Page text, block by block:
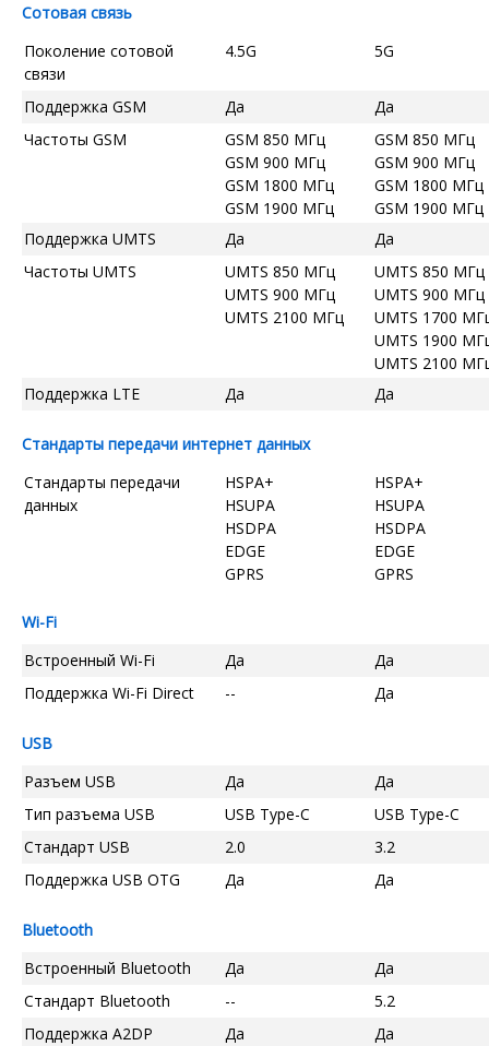
Сотовая связь
Поколение сотовой
связи
4.5G 5G
Поддержка GSM Да
Да
Частоты GSM
GSM 850 МГц
GSM 900 МГц
GSM 1800 МГц
GSM 1900 МГц
GSM 850 МГц
GSM 900 МГц
GSM 1800 МГц
GSM 1900 МГц
Поддержка UMTS
Да
Да
Частоты UMTS
UMTS 850 МГц
UMTS 900 МГц
UMTS 2100 МГц
UMTS 850 МГц
UMTS 900 МГц
UMTS 1700
UMTS 1900
UMTS 2100
Поддержка LTE
Да Да
Стандарты передачи интернет данных
Стандарты передачи
данных
HSPA+
HSUPA
HSDPA
EDGE
GPRS
HSPA+
HSUPA
HSDPA
EDGE
GPRS
Wi-Fi
Встроенный Wi-Fi
Да
Да
Поддержка Wi-Fi Direct
-- Да
USB
Разъем USB
Да
Да
Тип разъема USB
USB Type-C
USB Type-C
Стандарт USB
2.0
3.2
Поддержка USB OTG
Да Да
Bluetooth
Встроенный Bluetooth
Да
Да
Стандарт Bluetooth
--
5.2
Поддержка A2DP
Да Да